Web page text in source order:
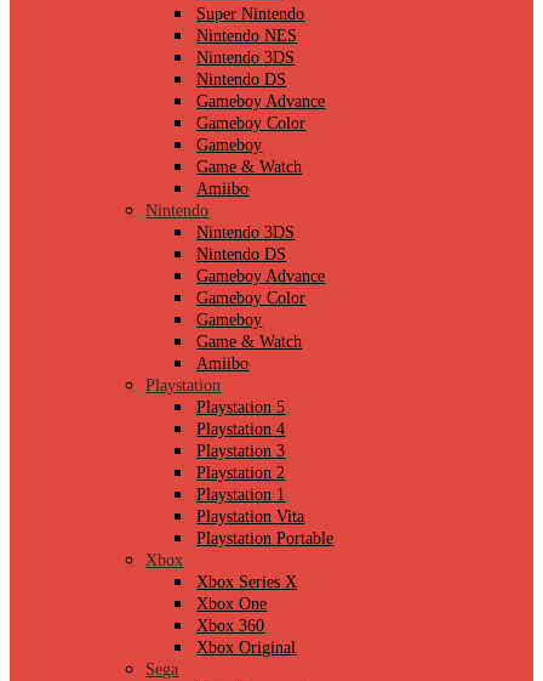
Super Nintendo
Nintendo NES
Nintendo 3DS
Nintendo DS
Gameboy Advance
Gameboy Color
Gameboy
Game & Watch
Amiibo
Nintendo
Nintendo 3DS
Nintendo DS
Gameboy Advance
Gameboy Color
Gameboy
Game & Watch
Amiibo
Playstation
Playstation 5
Playstation 4
Playstation 3
Playstation 2
Playstation 1
Playstation Vita
Playstation Portable
Xbox
Xbox Series X
Xbox One
Xbox 360
Xbox Original
Sega